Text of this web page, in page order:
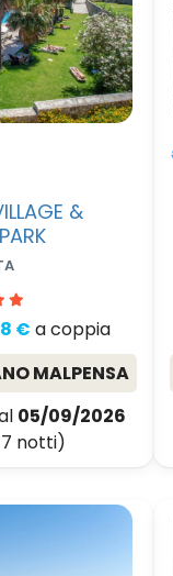
&
€ a coppia
MALPENSA
05/09/2026
notti)